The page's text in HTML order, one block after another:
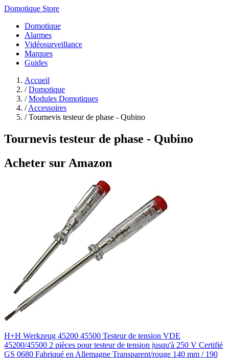
Domotique Store
Domotique
Alarmes
Vidéosurveillance
Marques
Guides
Accueil
/ Domotique
/ Modules Domotiques
/ Accessoires
/ Tournevis testeur de phase - Qubino
Tournevis testeur de phase - Qubino
Acheter sur Amazon
H+H Werkzeug 45200 45500 Testeur de tension VDE
45200/45500 2 pièces pour testeur de tension jusqu'à 250 V Certifié
GS 0680 Fabriqué en Allemagne Transparent/rouge 140 mm / 190